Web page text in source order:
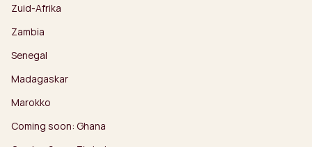
Zuid-Afrika
Zambia
Senegal
Madagaskar
Marokko
Coming soon: Ghana